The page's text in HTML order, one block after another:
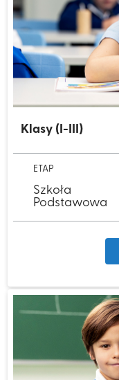
Klasy (I-III)
ETAP
Szkoła
Podstawowa